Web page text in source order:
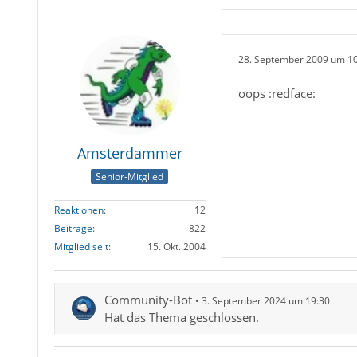
Amsterdammer
Senior-Mitglied
Reaktionen
12
Beiträge
822
Mitglied seit
15. Okt. 2004
28. September 2009 um
oops :redface:
Community-Bot 3. September 2024 um 19:30
Hat das Thema geschlossen.